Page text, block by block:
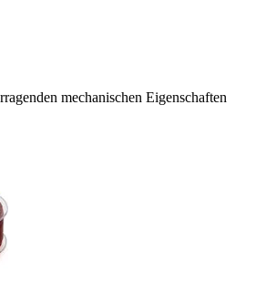
mechanischen Eigenschaften